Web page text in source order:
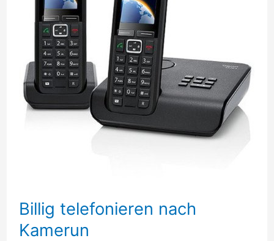
Billig telefonieren nach
Kamerun